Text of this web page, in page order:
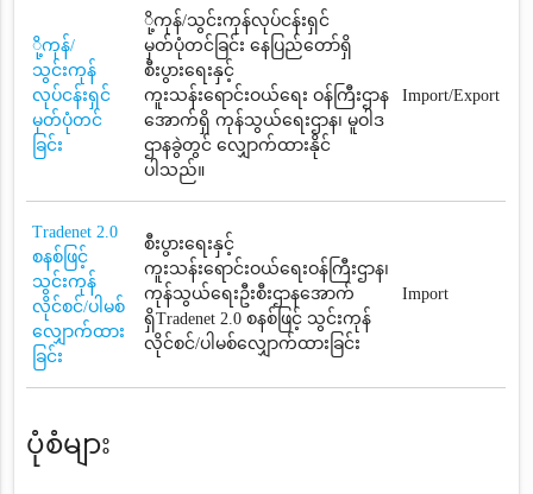
ို့ကုန်/
သွင်းကုန်
လုပ်ငန်းရှင်
မှတ်ပုံတင်
ခြင်း
ို့ကုန်/သွင်းကုန်လုပ်ငန်းရှင်
မှတ်ပုံတင်ခြင်း နေပြည်တော်ရှိ
စီးပွားရေးနှင့်
ကူးသန်းရောင်းဝယ်ရေး ဝန်ကြီးဌာန
အောက်ရှိ ကုန်သွယ်ရေးဌာန၊ မူဝါဒ
ဌာနခွဲတွင် လျှောက်ထားနိုင်
ပါသည်။
Import/Export
Tradenet 2.0
စနစ်ဖြင့်
သွင်းကုန်
လိုင်စင်/ပါမစ်
လျှောက်ထား
ခြင်း
စီးပွားရေးနှင့်
ကူးသန်းရောင်းဝယ်ရေးဝန်ကြီးဌာန၊
ကုန်သွယ်ရေးဦးစီးဌာနအောက်
ရှိTradenet 2.0 စနစ်ဖြင့် သွင်းကုန်
လိုင်စင်/ပါမစ်လျှောက်ထားခြင်း
Import
ပုံစံများ